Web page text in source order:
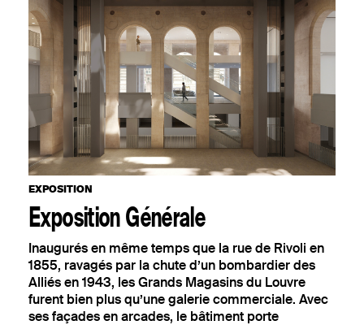
OÙ TROUVER VOTRE N° ?
Votre numéro de commande
figure en haut du mail reçu lors de
la souscription de votre
abonnement.
EXPOSITION
CIRQUE
SEPTEMBRE
OCTOBRE
NOVEMBRE
DÉCEMBRE
JANVIER
EXPOSITION
Exposition Générale
Inaugurés en même temps que la rue de Rivoli en
1855, ravagés par la chute d’un bombardier des
Alliés en 1943, les Grands Magasins du Louvre
furent bien plus qu’une galerie commerciale. Avec
ses façades en arcades, le bâtiment porte